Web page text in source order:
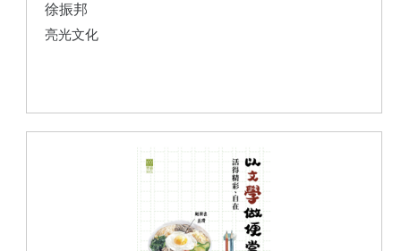
徐振邦
亮光文化